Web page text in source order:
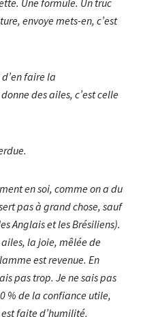
Une formule. Un truc
envoye mets-en, c’est
faire la
des ailes, c’est celle
en soi, comme on a du
pas à grand chose, sauf
Anglais et les Brésiliens).
ailes, la joie, mêlée de
est revenue. En
pas trop. Je ne sais pas
% de la confiance utile,
faite d’humilité.